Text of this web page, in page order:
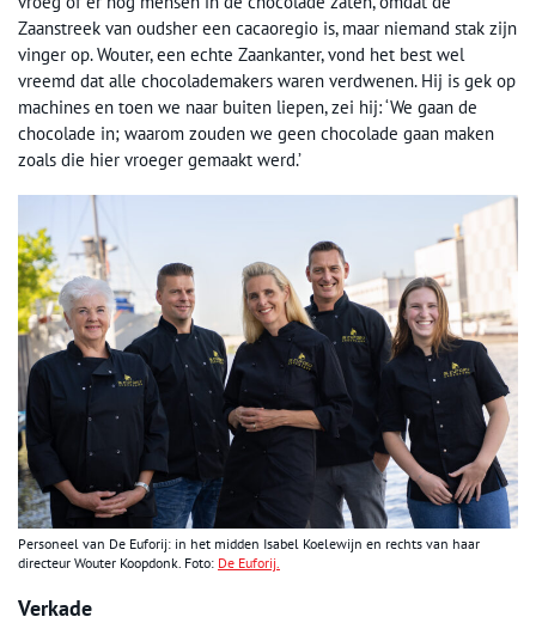
Zaanstreek van oudsher een cacaoregio is, maar niemand stak zijn
vinger op. Wouter, een echte Zaankanter, vond het best wel
vreemd dat alle chocolademakers waren verdwenen. Hij is gek op
machines en toen we naar buiten liepen, zei hij: ‘We gaan de
chocolade in; waarom zouden we geen chocolade gaan maken
zoals die hier vroeger gemaakt werd.’
Personeel van De Euforij: in het midden Isabel Koelewijn en rechts van haar
directeur Wouter Koopdonk. Foto: De Euforij.
Verkade